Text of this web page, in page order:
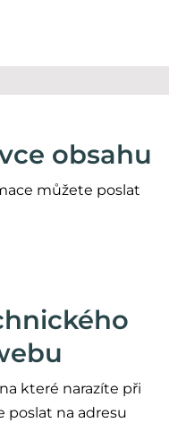
obsahu
můžete poslat
které narazíte při
na adresu